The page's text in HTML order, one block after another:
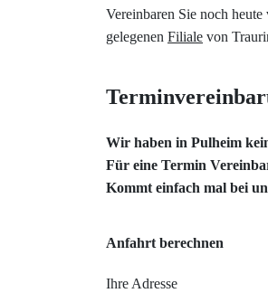
Vereinbaren Sie noch
gelegenen Filiale von
Wir haben in Pulheim
Für eine Termin
Kommt einfach mal bei
Anfahrt berechnen
Ihre Adresse